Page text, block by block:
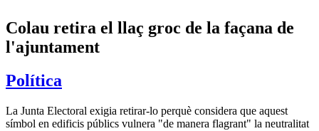
Colau retira el llaç groc de la façana de
l'ajuntament
Política
La Junta Electoral exigia retirar-lo perquè considera que aquest
símbol en edificis públics vulnera "de manera flagrant" la neutralitat